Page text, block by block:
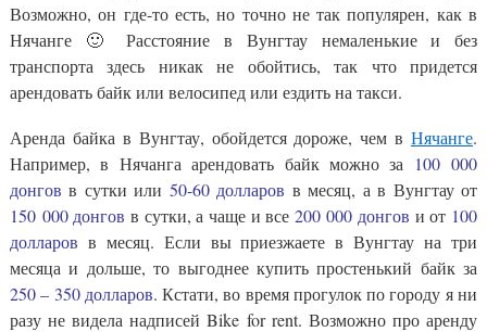
Возможно, он где-то есть, но точно не так популярен, как в
Нячанге 🙂 Расстояние в Вунгтау немаленькие и без
транспорта здесь никак не обойтись, так что придется
арендовать байк или велосипед или ездить на такси.
Аренда байка в Вунгтау, обойдется дороже, чем в Нячанге.
Например, в Нячанга арендовать байк можно за
100 000
донгов в сутки или 50-60 долларов в месяц, а в Вунгтау от
150 000 донгов в сутки, а чаще и все 200 000 донгов и от 100
долларов в месяц. Если вы приезжаете в Вунгтау на три
месяца и дольше, то выгоднее купить простенький байк за
250 – 350 долларов. Кстати, во время прогулок по городу я ни
разу не видела надписей Bike for rent. Возможно про аренду